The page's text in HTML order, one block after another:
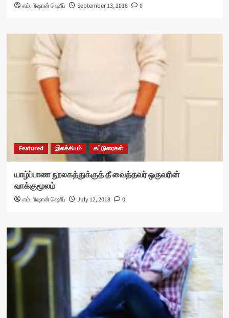
எம். ரிஷான் ஷெரீப் September 13, 2018 0
Featured இலக்கியம் கட்டுரைகள்
யாழ்ப்பாண நூலகத்துக்குத் தீ வைத்தவர் ஒருவரின்
வாக்குமூலம்
எம். ரிஷான் ஷெரீப் July 12, 2018 0